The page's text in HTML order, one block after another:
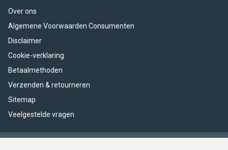
Over ons
Algemene Voorwaarden Consumenten
Disclaimer
Cookie-verklaring
Betaalmethoden
Verzenden & retourneren
Sitemap
Veelgestelde vragen